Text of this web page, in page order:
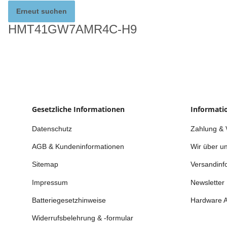
Erneut suchen
HMT41GW7AMR4C-H9
Gesetzliche Informationen
Datenschutz
AGB & Kundeninformationen
Sitemap
Impressum
Batteriegesetzhinweise
Widerrufsbelehrung & -formular
Zahlung &
Wir über
Newsletter
Hardware